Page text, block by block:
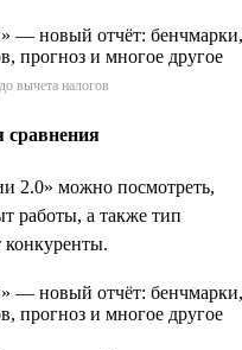
вычета налогов
сравнения
2.0» можно посмотреть,
работы, а также тип